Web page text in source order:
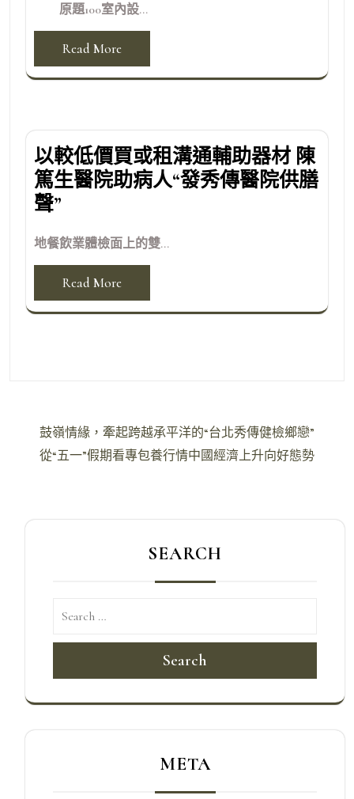
原題100室內設...
Read More
以較低價買或租溝通輔助器材 陳
篤生醫院助病人“發秀傳醫院供膳
聲”
地餐飲業體檢面上的雙...
Read More
鼓嶺情緣，牽起跨越承平洋的“台北秀傳健檢鄉戀”
從“五一”假期看專包養行情中國經濟上升向好態勢
SEARCH
Search
META